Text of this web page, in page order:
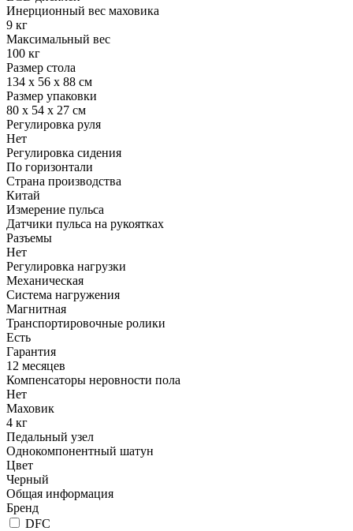
Инерционный вес маховика
9 кг
Максимальный вес
100 кг
Размер стола
134 х 56 х 88 см
Размер упаковки
80 х 54 х 27 см
Регулировка руля
Нет
Регулировка сидения
По горизонтали
Страна производства
Китай
Измерение пульса
Датчики пульса на рукоятках
Разъемы
Нет
Регулировка нагрузки
Механическая
Система нагружения
Магнитная
Транспортировочные ролики
Есть
Гарантия
12 месяцев
Компенсаторы неровности пола
Нет
Маховик
4 кг
Педальный узел
Однокомпонентный шатун
Цвет
Черный
Общая информация
Бренд
DFC